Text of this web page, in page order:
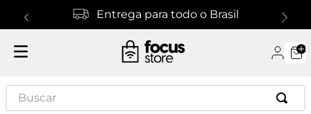
Entrega para todo o Brasil
Buscar